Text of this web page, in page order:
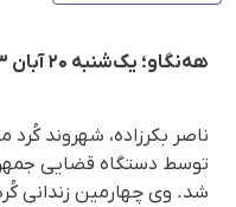
هه‌نگاو؛ یک‌شنبه ۲۰ آبان ۱۴۰۳
ناصر بکرزاده، شهروند
توسط دستگاه قضایی
شد. وی چهارمین زندانی